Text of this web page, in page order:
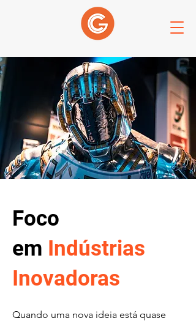
Foco
em Indústrias
Inovadoras
Quando uma nova ideia está quase